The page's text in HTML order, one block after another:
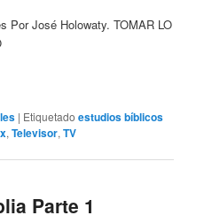
Por José Holowaty. TOMAR LO
| Etiquetado estudios bíblicos
,Televisor,TV
Parte 1